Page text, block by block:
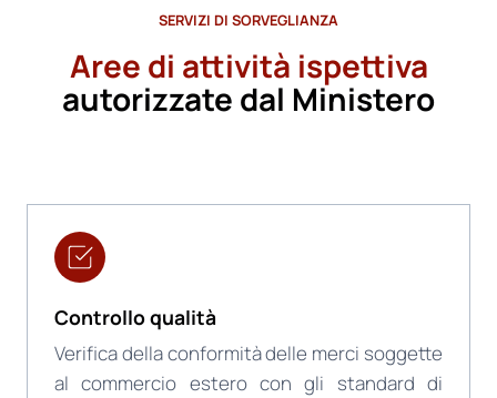
SERVIZI DI SORVEGLIANZA
Aree di attività ispettiva
autorizzate dal Ministero
Controllo qualità
Verifica della conformità delle merci soggette
al commercio estero con gli standard di